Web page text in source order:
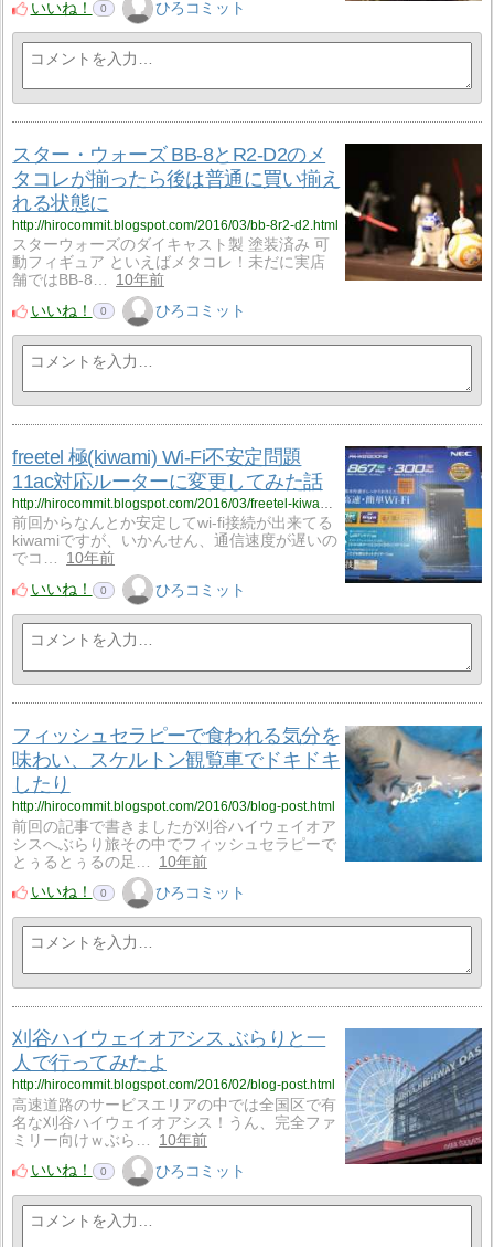
いいね！
0 ひろコミット
スター・ウォーズ BB-8とR2-D2のメ
タコレが揃ったら後は普通に買い揃え
れる状態に
http://hirocommit.blogspot.com/2016/03/bb-8r2-d2.html
スターウォーズのダイキャスト製 塗装済み 可
動フィギュア といえばメタコレ！未だに実店
舗ではBB-8…
10年前
いいね！
0 ひろコミット
freetel 極(kiwami) Wi-Fi不安定問題
11ac対応ルーターに変更してみた話
http://hirocommit.blogspot.com/2016/03/freetel-kiwami-wi-fi-11ac.html
前回からなんとか安定してwi-fi接続が出来てる
kiwamiですが、いかんせん、通信速度が遅いの
でコ…
10年前
いいね！
0 ひろコミット
フィッシュセラピーで食われる気分を
味わい、スケルトン観覧車でドキドキ
したり
http://hirocommit.blogspot.com/2016/03/blog-post.html
前回の記事で書きましたが刈谷ハイウェイオア
シスへぶらり旅その中でフィッシュセラピーで
とぅるとぅるの足…
10年前
いいね！
0 ひろコミット
刈谷ハイウェイオアシス ぶらりと一
人で行ってみたよ
http://hirocommit.blogspot.com/2016/02/blog-post.html
高速道路のサービスエリアの中では全国区で有
名な刈谷ハイウェイオアシス！うん、完全ファ
ミリー向けｗぶら…
10年前
いいね！
0 ひろコミット